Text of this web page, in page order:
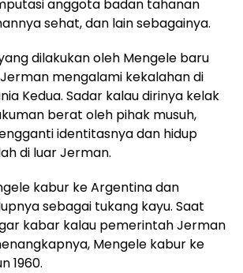
anggota badan tahanan
sehat, dan lain sebagainya.
dilakukan oleh Mengele baru
mengalami kekalahan di
Kedua. Sadar kalau dirinya kelak
berat oleh pihak musuh,
identitasnya dan hidup
di luar Jerman.
kabur ke Argentina dan
sebagai tukang kayu. Saat
kabar kalau pemerintah Jerman
Mengele kabur ke
1960.